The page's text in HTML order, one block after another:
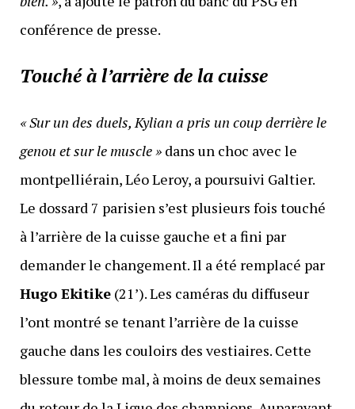
conférence de presse.
Touché à l’arrière de la cuisse
« Sur un des duels, Kylian a pris un coup derrière le
genou et sur le muscle »dans un choc avec le
montpelliérain, Léo Leroy, a poursuivi Galtier.
Le dossard 7 parisien s’est plusieurs fois touché
à l’arrière de la cuisse gauche et a fini par
demander le changement. Il a été remplacé par
Hugo Ekitike(21’). Les caméras du diffuseur
l’ont montré se tenant l’arrière de la cuisse
gauche dans les couloirs des vestiaires. Cette
blessure tombe mal, à moins de deux semaines